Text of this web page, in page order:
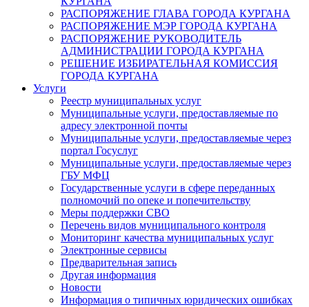
РАСПОРЯЖЕНИЕ ГЛАВА ГОРОДА КУРГАНА
РАСПОРЯЖЕНИЕ МЭР ГОРОДА КУРГАНА
РАСПОРЯЖЕНИЕ РУКОВОДИТЕЛЬ
АДМИНИСТРАЦИИ ГОРОДА КУРГАНА
РЕШЕНИЕ ИЗБИРАТЕЛЬНАЯ КОМИССИЯ
ГОРОДА КУРГАНА
Услуги
Реестр муниципальных услуг
Муниципальные услуги, предоставляемые по
адресу электронной почты
Муниципальные услуги, предоставляемые через
портал Госуслуг
Муниципальные услуги, предоставляемые через
ГБУ МФЦ
Государственные услуги в сфере переданных
полномочий по опеке и попечительству
Меры поддержки СВО
Перечень видов муниципального контроля
Мониторинг качества муниципальных услуг
Электронные сервисы
Предварительная запись
Другая информация
Новости
Информация о типичных юридических ошибках